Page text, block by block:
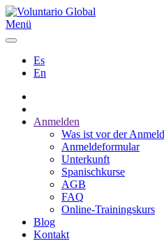
Menü
Es
En
Anmelden
Was ist vor der
Anmeldeformular
Unterkunft
Spanischkurse
AGB
FAQ
Online-Trainingskurs
Blog
Kontakt